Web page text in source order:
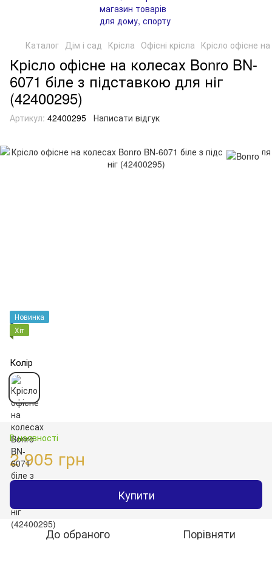
Каталог Дім і сад Крісла Офісні крісла Крісло офісне
Крісло офісне на колесах Bonro BN-
6071 біле з підставкою для ніг
(42400295)
Артикул: 42400295 Написати відгук
Новинка
Хіт
Колір
В наявності
2 905 грн
Купити
До обраного Порівняти